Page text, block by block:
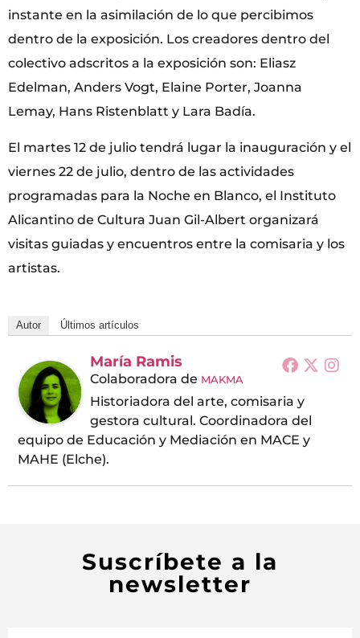
instante en la asimilación de lo que percibimos
dentro de la exposición. Los creadores dentro del
colectivo adscritos a la exposición son: Eliasz
Edelman, Anders Vogt, Elaine Porter, Joanna
Lemay, Hans Ristenblatt y Lara Badía.
El martes 12 de julio tendrá lugar la inauguración y el
viernes 22 de julio, dentro de las actividades
programadas para la Noche en Blanco, el Instituto
Alicantino de Cultura Juan Gil-Albert organizará
visitas guiadas y encuentros entre la comisaria y los
artistas.
Autor Últimos artículos
María Ramis
Colaboradora de MAKMA
Historiadora del arte, comisaria y
gestora cultural. Coordinadora del
equipo de Educación y Mediación en MACE y
MAHE (Elche).
Suscríbete a la
newsletter